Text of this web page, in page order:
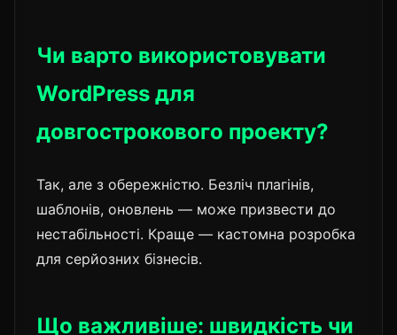
Чи варто використовувати
WordPress для
довгострокового проекту?
Так, але з обережністю. Безліч плагінів,
шаблонів, оновлень — може призвести до
нестабільності. Краще — кастомна розробка
для серйозних бізнесів.
Що важливіше: швидкість чи